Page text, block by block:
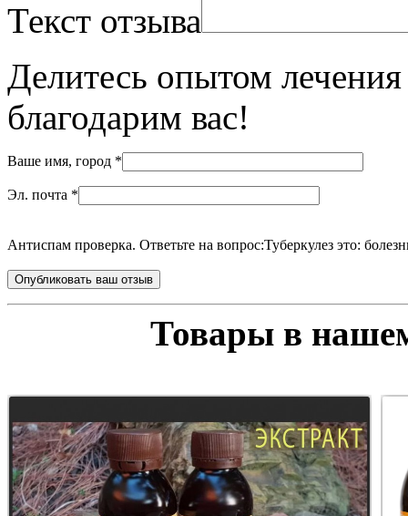
Текст отзыва
Делитесь опытом
благодарим вас!
Ваше имя, город *
Эл. почта *
Антиспам проверка. Ответьте на вопрос:Туберкулез это:
Товары в